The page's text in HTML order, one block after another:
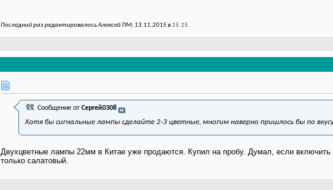
Последний раз редактировалось Алексей ПМ; 13.11.2015 в 15:15.
Сообщение от Сергей0308
Хотя бы сигнальные лампы сделайте 2-3 цветные, многим наверно пришлось бы по
Двухцветные лампы 22мм в Китае уже продаются. Купил на пробу. Думал, если
только салатовый.